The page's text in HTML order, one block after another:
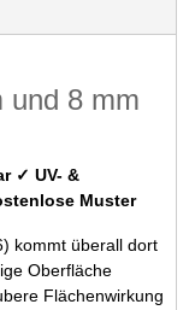
und 8 mm
✓ UV- &
Muster
kommt überall dort
Oberfläche
Flächenwirkung